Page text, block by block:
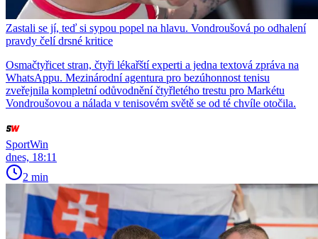
Zastali se jí, teď si sypou popel na hlavu. Vondroušová po odhalení
pravdy čelí drsné kritice
Osmačtyřicet stran, čtyři lékařští experti a jedna textová zpráva na
WhatsAppu. Mezinárodní agentura pro bezúhonnost tenisu
zveřejnila kompletní odůvodnění čtyřletého trestu pro Markétu
Vondroušovou a nálada v tenisovém světě se od té chvíle otočila.
SportWin
dnes, 18:11
2 min